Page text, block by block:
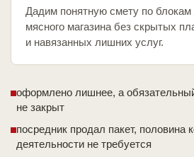
Дадим понятную смету по блокам
мясного магазина без скрытых
и навязанных лишних услуг.
оформлено лишнее, а
не закрыт
посредник продал пакет, половина
деятельности не требуется